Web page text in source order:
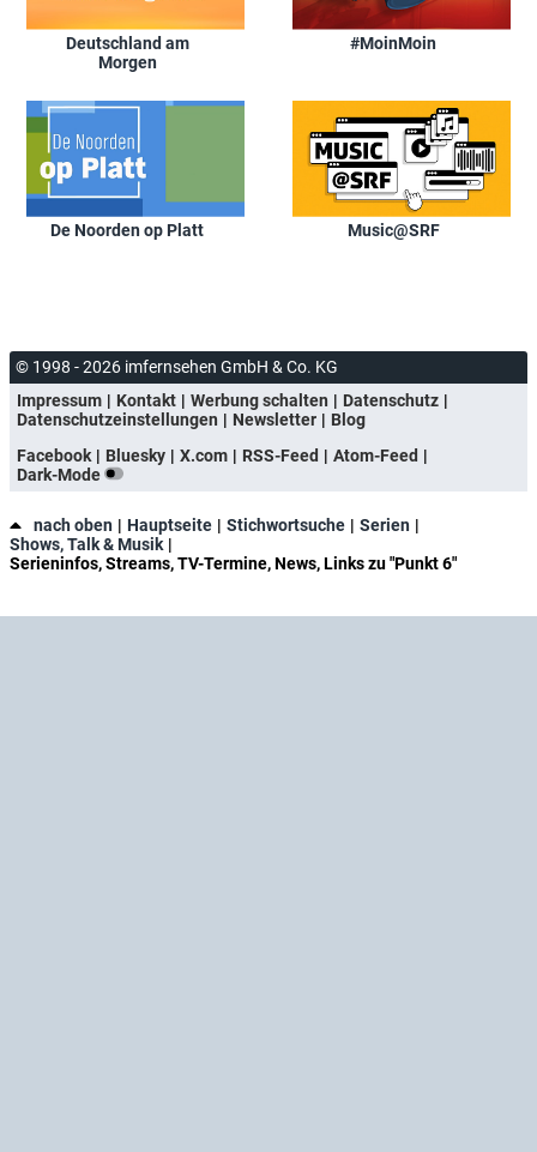
Deutschland am
Morgen
#MoinMoin
De Noorden op Platt Music@SRF
© 1998 - 2026 imfernsehen GmbH & Co. KG
Impressum
Kontakt Werbung schalten
Datenschutz
Datenschutzeinstellungen
Newsletter
Blog
Facebook
Bluesky X.com RSS-Feed
Atom-Feed
Dark-Mode
nach oben Hauptseite Stichwortsuche
Serien
Shows, Talk & Musik
Serieninfos, Streams, TV-Termine, News, Links zu "Punkt 6"